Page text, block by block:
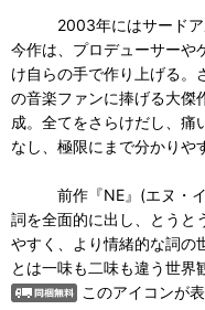
2003年にはサードアル
今作は、プロデューサーや
け自らの手で作り上げる。
の音楽ファンに捧げる大傑
成。全てをさらけだし、痛
なし、極限にまで分かりや
前作『NE』(エヌ・イ
詞を全面的に出し、とうと
やすく、より情緒的な詞の
とは一味も二味も違う世界
このアイコンが